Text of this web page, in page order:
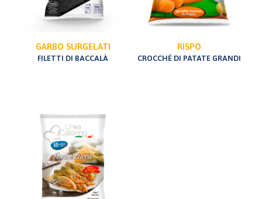
GARBO SURGELATI
FILETTI DI BACCALÀ
RISPO
CROCCHÈ DI PATATE GRANDI